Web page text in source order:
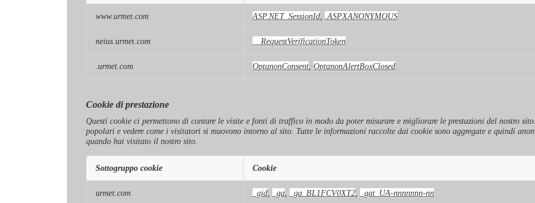
strettamente
www.urmet.com ASP.NET_SessionId .ASPXANONYMOUS
neius.urmet.com __RequestVerificationToken
.urmet.com OptanonConsent OptanonAlertBoxClosed
Cookie di prestazione
Questi cookie ci permettono di contare le visite e fonti di traffico in modo da poter misurare e migliorare le prestazioni del nostro
popolari e vedere come i visitatori si muovono intorno al sito. Tutte le informazioni raccolte dai cookie sono aggregate e quindi
quando hai visitato il nostro sito.
Sottogruppo cookie Cookie
urmet.com _gid _ga _ga_BL1FCV0XT2 _gat_UA-nnnnnnn-nn